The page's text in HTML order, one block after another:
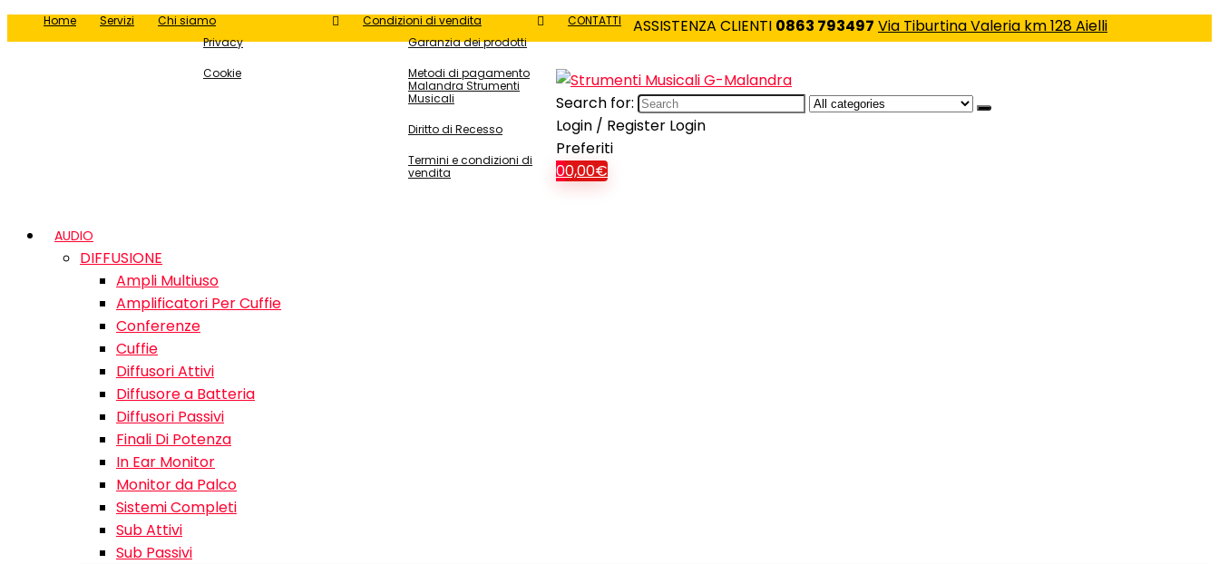
Home Servizi
Chi siamo
Privacy
Cookie
Condizioni di vendita
Garanzia dei prodotti
Metodi di pagamento
Malandra Strumenti
Musicali
Diritto di Recesso
Termini e condizioni di
vendita
CONTATTI ASSISTENZA CLIENTI 0863 793497 Via Tiburtina Valeria km 128 Aielli
Search for:
Login / Register Login
Preferiti
00,00€
AUDIO
DIFFUSIONE
Ampli Multiuso
Amplificatori Per Cuffie
Conferenze
Cuffie
Diffusori Attivi
Diffusore a Batteria
Diffusori Passivi
Finali Di Potenza
In Ear Monitor
Monitor da Palco
Sistemi Completi
Sub Attivi
Sub Passivi